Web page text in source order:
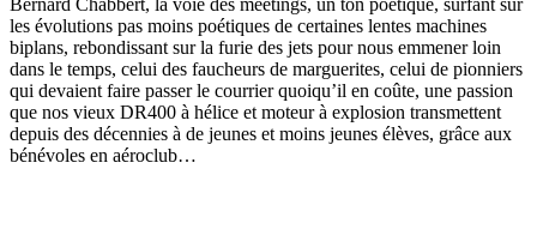
les évolutions pas moins poétiques de certaines lentes machines
biplans, rebondissant sur la furie des jets pour nous emmener loin
dans le temps, celui des faucheurs de marguerites, celui de pionniers
qui devaient faire passer le courrier quoiqu’il en coûte, une passion
que nos vieux DR400 à hélice et moteur à explosion transmettent
depuis des décennies à de jeunes et moins jeunes élèves, grâce aux
bénévoles en aéroclub…